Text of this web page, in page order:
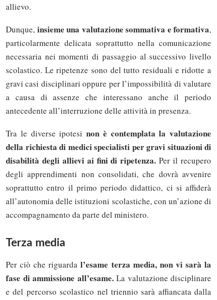
allievo.
Dunque, insieme una valutazione sommativa e formativa,
particolarmente delicata soprattutto nella comunicazione
necessaria nei momenti di passaggio al successivo livello
scolastico. Le ripetenze sono del tutto residuali e ridotte a
gravi casi disciplinari oppure per l’impossibilità di valutare
a causa di assenze che interessano anche il periodo
antecedente all’interruzione delle attività in presenza.
Tra le diverse ipotesi non è contemplata la valutazione
della richiesta di medici specialisti per gravi situazioni di
disabilità degli allievi ai fini di ripetenza. Per il recupero
degli apprendimenti non consolidati, che dovrà avvenire
soprattutto entro il primo periodo didattico, ci si affiderà
all’autonomia delle istituzioni scolastiche, con un’azione di
accompagnamento da parte del ministero.
Terza media
Per ciò che riguardal’esame terza media, non vi sarà la
fase di ammissione all’esame.La valutazione disciplinare
e del percorso scolastico nel triennio sarà affiancata dalla